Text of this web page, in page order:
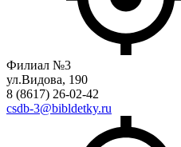
Филиал №3
ул.Видова, 190
8 (8617) 26-02-42
csdb-3@bibldetky.ru